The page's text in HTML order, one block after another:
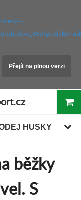
slevy---
produkt/
Přejít na plnou verzi
HUSKY
běžky
S